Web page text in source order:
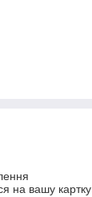
на вашу картку